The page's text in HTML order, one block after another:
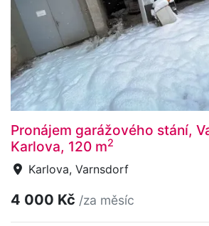
Pronájem garážového stání,
Karlova, 120 m2
Karlova, Varnsdorf
4 000 Kč /za měsíc